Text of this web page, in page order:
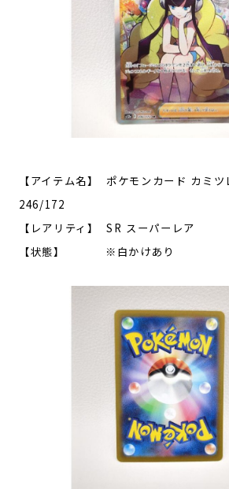
【アイテム名】 ポケモンカード カミツ
246/172
【レアリティ】 SR スーパーレア
【状態】 ※白かけあり